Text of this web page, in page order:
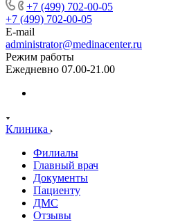
+7 (499) 702-00-05
+7 (499) 702-00-05
E-mail
administrator@medinacenter.ru
Режим работы
Ежедневно 07.00-21.00
Клиника
Филиалы
Главный врач
Документы
Пациенту
ДМС
Отзывы